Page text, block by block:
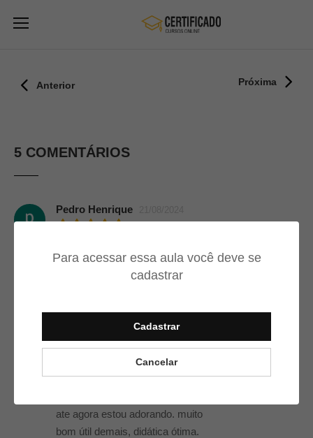
Para acessar essa aula você deve se
cadastrar
Cadastrar
Cancelar
Anterior Próxima
5 COMENTÁRIOS
Pedro Henrique
Valdirene Ribeiro 10/08/2023
ate agora estou adorando. muito
bom útil demais, didática ótima.